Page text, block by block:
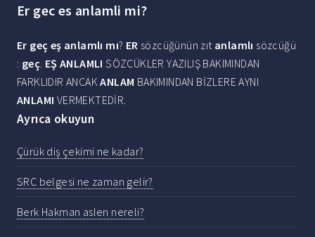
Er gec es anlamli mi?
Er geç eş anlamlı mı? ER sözcüğünün zıt anlamlı sözcüğü
: geç. EŞ ANLAMLI SÖZCÜKLER YAZILIŞ BAKIMINDAN
FARKLIDIR ANCAKANLAM BAKIMINDAN BİZLERE AYNI
ANLAMI VERMEKTEDİR.
Ayrıca okuyun
Çürük diş çekimi ne kadar?
SRC belgesi ne zaman gelir?
Berk Hakman aslen nereli?